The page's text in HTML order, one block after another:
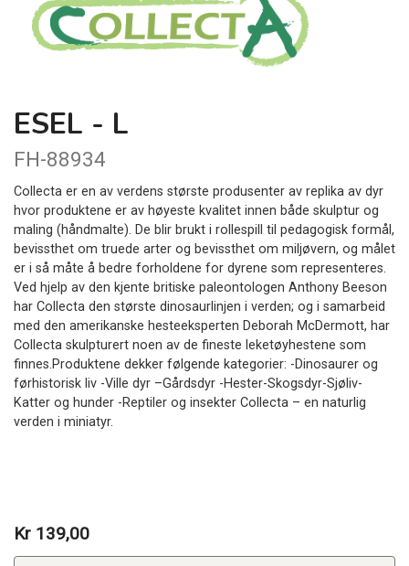
ESEL - L
FH-88934
Collecta er en av verdens største produsenter av replika av dyr
hvor produktene er av høyeste kvalitet innen både skulptur og
maling (håndmalte). De blir brukt i rollespill til pedagogisk formål,
bevissthet om truede arter og bevissthet om miljøvern, og målet
er i så måte å bedre forholdene for dyrene som representeres.
Ved hjelp av den kjente britiske paleontologen Anthony Beeson
har Collecta den største dinosaurlinjen i verden; og i samarbeid
med den amerikanske hesteeksperten Deborah McDermott, har
Collecta skulpturert noen av de fineste leketøyhestene som
finnes.Produktene dekker følgende kategorier: -Dinosaurer og
førhistorisk liv -Ville dyr –Gårdsdyr -Hester-Skogsdyr-Sjøliv-
Katter og hunder -Reptiler og insekter Collecta – en naturlig
verden i miniatyr.
Kr 139,00